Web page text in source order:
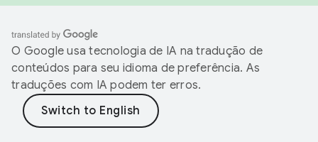
O Google usa tecnologia de IA na tradução de
conteúdos para seu idioma de preferência. As
traduções com IA podem ter erros.